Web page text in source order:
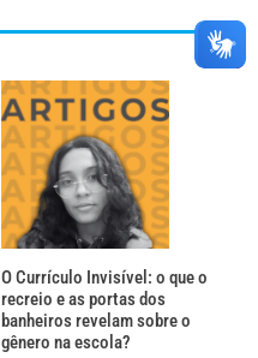
O Currículo Invisível: o que o
recreio e as portas dos
banheiros revelam sobre o
gênero na escola?